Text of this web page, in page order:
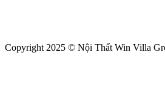
Copyright 2025 © Nội Thất Win Villa